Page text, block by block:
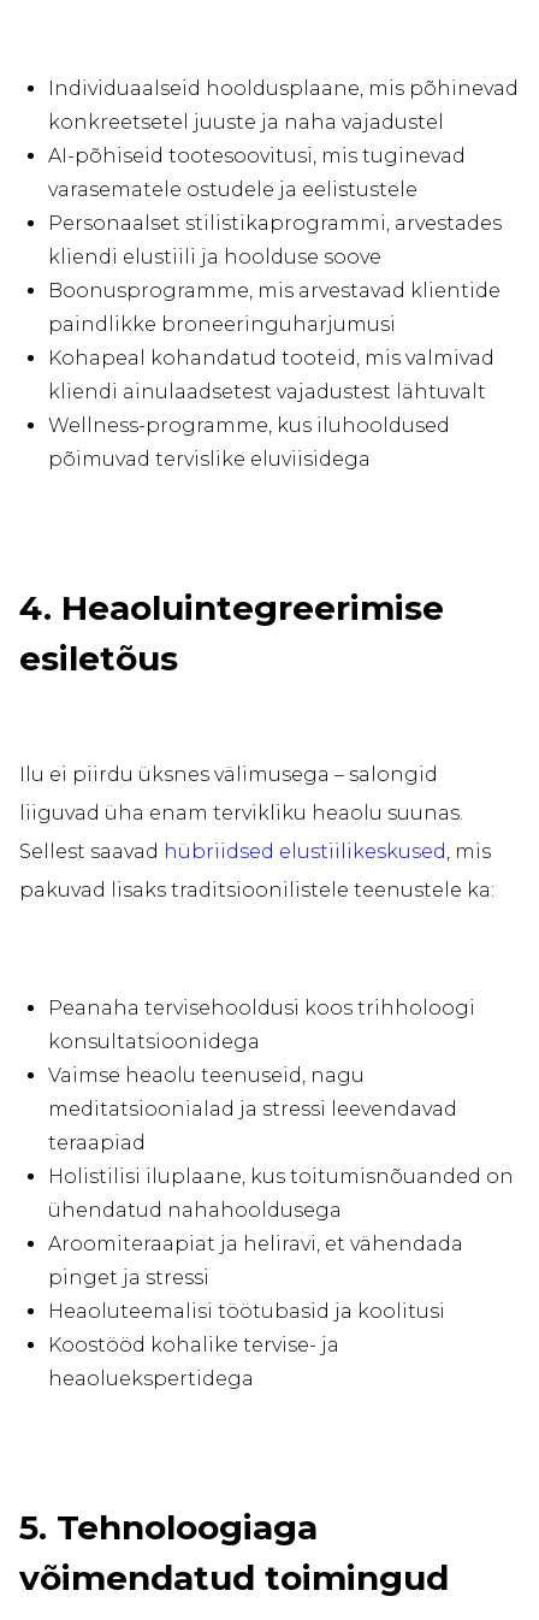
Individuaalseid hooldusplaane, mis põhinevad
konkreetsetel juuste ja naha vajadustel
AI-põhiseid tootesoovitusi, mis tuginevad
varasematele ostudele ja eelistustele
Personaalset stilistikaprogrammi, arvestades
kliendi elustiili ja hoolduse soove
Boonusprogramme, mis arvestavad klientide
paindlikke broneeringuharjumusi
Kohapeal kohandatud tooteid, mis valmivad
kliendi ainulaadsetest vajadustest lähtuvalt
Wellness-programme, kus iluhooldused
põimuvad tervislike eluviisidega
4. Heaoluintegreerimise
esiletõus
Ilu ei piirdu üksnes välimusega – salongid
liiguvad üha enam tervikliku heaolu suunas.
Sellest saavad hübriidsed elustiilikeskused, mis
pakuvad lisaks traditsioonilistele teenustele ka:
Peanaha tervisehooldusi koos trihholoogi
konsultatsioonidega
Vaimse heaolu teenuseid, nagu
meditatsioonialad ja stressi leevendavad
teraapiad
Holistilisi iluplaane, kus toitumisnõuanded on
ühendatud nahahooldusega
Aroomiteraapiat ja heliravi, et vähendada
pinget ja stressi
Heaoluteemalisi töötubasid ja koolitusi
Koostööd kohalike tervise- ja
heaoluekspertidega
5. Tehnoloogiaga
võimendatud toimingud